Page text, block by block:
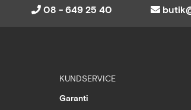
08 - 649 25 40
KUNDSERVICE
Garanti